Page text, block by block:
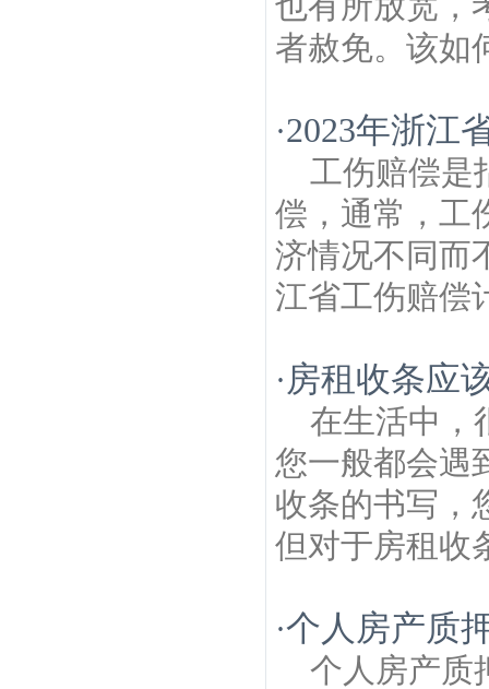
者赦免。该如
·2023年浙江
工伤赔偿是
偿，通常，工
济情况不同而
江省工伤赔偿
·房租收条应
在生活中，
您一般都会遇
收条的书写，
但对于房租收
·个人房产质
个人房产质